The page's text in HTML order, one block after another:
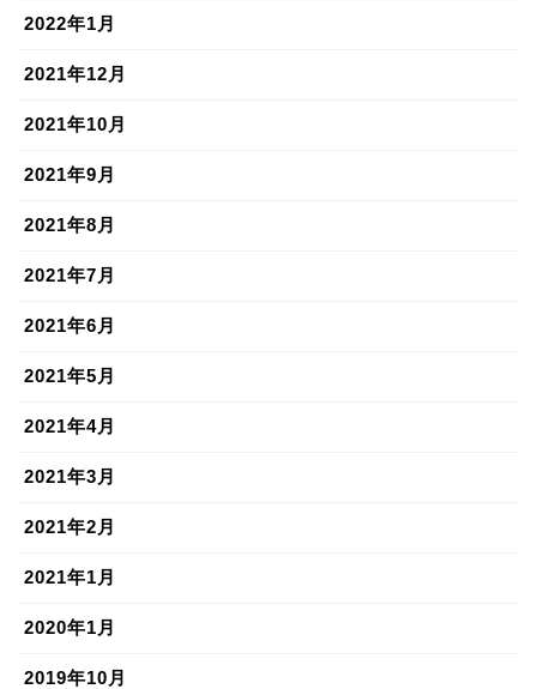
2022年1月
2021年12月
2021年10月
2021年9月
2021年8月
2021年7月
2021年6月
2021年5月
2021年4月
2021年3月
2021年2月
2021年1月
2020年1月
2019年10月